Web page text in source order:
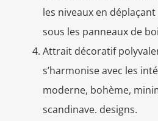
les niveaux en
sous les panneaux de
Attrait décoratif
s’harmonise avec les
moderne, bohème,
scandinave. designs.